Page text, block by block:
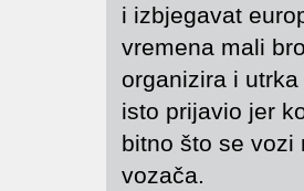
i izbjegavat
vremena mali
organizira i
isto prijavio jer
bitno što se vozi
vozača.